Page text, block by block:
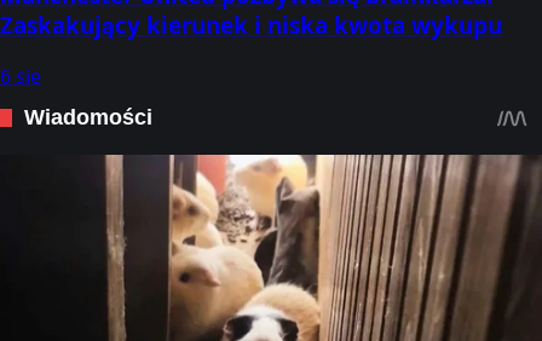
Zaskakujący kierunek i niska kwota wykupu
6 sie